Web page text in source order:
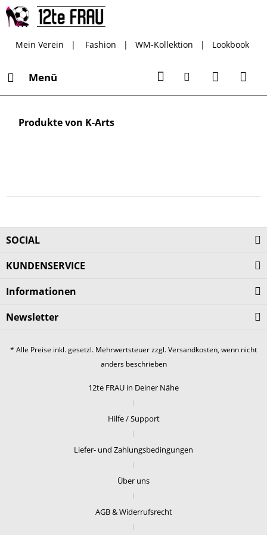
Mein Verein | Fashion | WM-Kollektion | Lookbook
Menü
Produkte von K-Arts
SOCIAL
KUNDENSERVICE
Informationen
Newsletter
* Alle Preise inkl. gesetzl. Mehrwertsteuer zzgl.Versandkosten, wenn nicht
anders beschrieben
12te FRAU in Deiner Nähe
Hilfe / Support
Liefer- und Zahlungsbedingungen
Über uns
AGB & Widerrufsrecht